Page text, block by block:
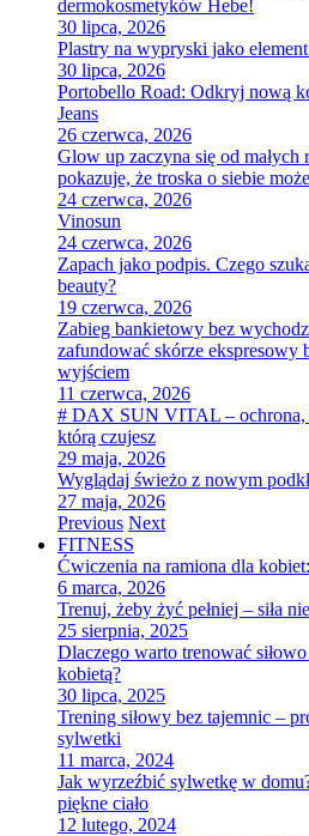
dermokosmetyków Hebe!
30 lipca, 2026
Plastry na wypryski jako
30 lipca, 2026
Portobello Road: Odkryj nową
Jeans
26 czerwca, 2026
Glow up zaczyna się od małych
pokazuje, że troska o siebie
24 czerwca, 2026
Vinosun
24 czerwca, 2026
Zapach jako podpis. Czego
beauty?
19 czerwca, 2026
Zabieg bankietowy bez
zafundować skórze ekspresowy
wyjściem
11 czerwca, 2026
# DAX SUN VITAL – ochrona,
którą czujesz
29 maja, 2026
Wyglądaj świeżo z nowym
27 maja, 2026
Previous Next
FITNESS
Ćwiczenia na ramiona dla
6 marca, 2026
Trenuj, żeby żyć pełniej – siła
25 sierpnia, 2025
Dlaczego warto trenować siłowo
kobietą?
30 lipca, 2025
Trening siłowy bez tajemnic –
sylwetki
11 marca, 2024
Jak wyrzeźbić sylwetkę w
piękne ciało
12 lutego, 2024